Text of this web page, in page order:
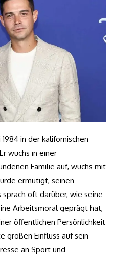
in der kalifornischen
wuchs in einer
Familie auf, wuchs mit
ermutigt, seinen
oft darüber, wie seine
Arbeitsmoral geprägt hat,
öffentlichen Persönlichkeit
großen Einfluss auf sein
an Sport und